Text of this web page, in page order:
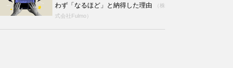
わず「なるほど」と納得した理由
（株
式会社Fulmo）